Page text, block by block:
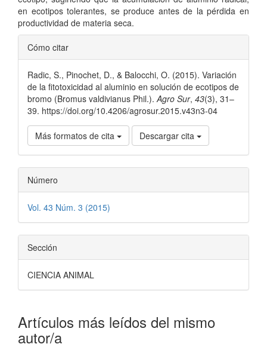
en ecotipos tolerantes, se produce antes de la pérdida en
productividad de materia seca.
Detalles
del
artículo
Cómo citar
Radic, S., Pinochet, D., & Balocchi, O. (2015). Variación
de la fitotoxicidad al aluminio en solución de ecotipos de
bromo (Bromus valdivianus Phil.). Agro Sur, 43(3), 31–
39. https://doi.org/10.4206/agrosur.2015.v43n3-04
Más formatos de cita Descargar cita
Número
Vol. 43 Núm. 3 (2015)
Sección
CIENCIA ANIMAL
Artículos más leídos del mismo
autor/a